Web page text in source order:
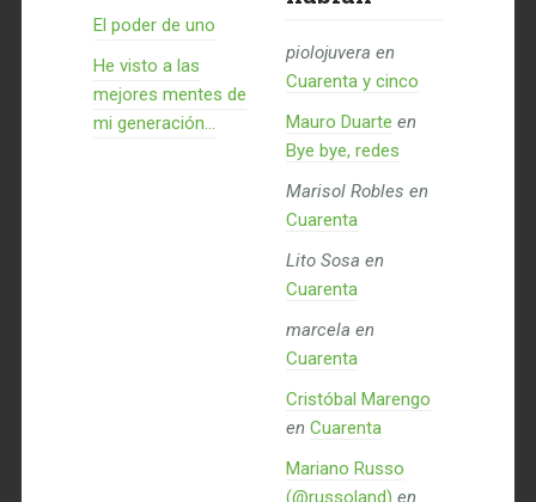
El poder de uno
He visto a las
mejores mentes de
mi generación…
piolojuvera en
Cuarenta y cinco
Mauro Duarte en
Bye bye, redes
Marisol Robles en
Cuarenta
Lito Sosa en
Cuarenta
marcela en
Cuarenta
Cristóbal Marengo
en Cuarenta
Mariano Russo
(@russoland) en